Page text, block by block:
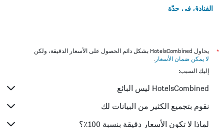
الفنادق في جدّة
*
يحاول HotelsCombined بشكل دائم الحصول على الأسعار الدقيقة، ولكن
لا يمكن ضمان الأسعار .
إليك السبب:
HotelsCombined ليس البائع
نقوم بتجميع الكثير من البيانات لك
لماذا لا تكون الأسعار دقيقة بنسبة 100٪؟